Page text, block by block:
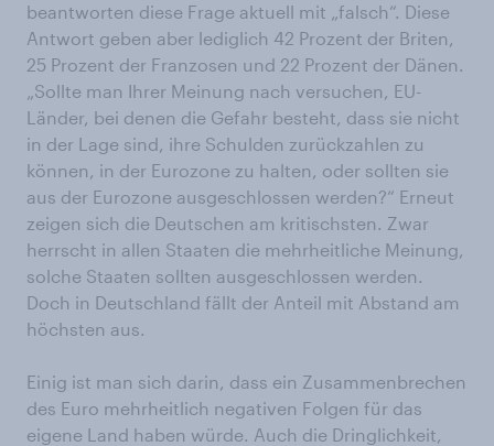
beantworten diese Frage aktuell mit „falsch“. Diese
Antwort geben aber lediglich 42 Prozent der Briten,
25 Prozent der Franzosen und 22 Prozent der Dänen.
„Sollte man Ihrer Meinung nach versuchen, EU-
Länder, bei denen die Gefahr besteht, dass sie nicht
in der Lage sind, ihre Schulden zurückzahlen zu
können, in der Eurozone zu halten, oder sollten sie
aus der Eurozone ausgeschlossen werden?“ Erneut
zeigen sich die Deutschen am kritischsten. Zwar
herrscht in allen Staaten die mehrheitliche Meinung,
solche Staaten sollten ausgeschlossen werden.
Doch in Deutschland fällt der Anteil mit Abstand am
höchsten aus.
Einig ist man sich darin, dass ein Zusammenbrechen
des Euro mehrheitlich negativen Folgen für das
eigene Land haben würde. Auch die Dringlichkeit,